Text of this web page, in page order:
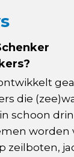
die
schoon
worden
zeilboten,